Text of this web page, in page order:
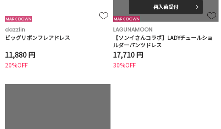
dazzlin
ビッグリボンフレアドレス
11,880 円
20%OFF
再入荷受付
LAGUNAMOON
【ソンイさんコラボ】LADYチュールショ
ルダーパンツドレス
17,710 円
30%OFF